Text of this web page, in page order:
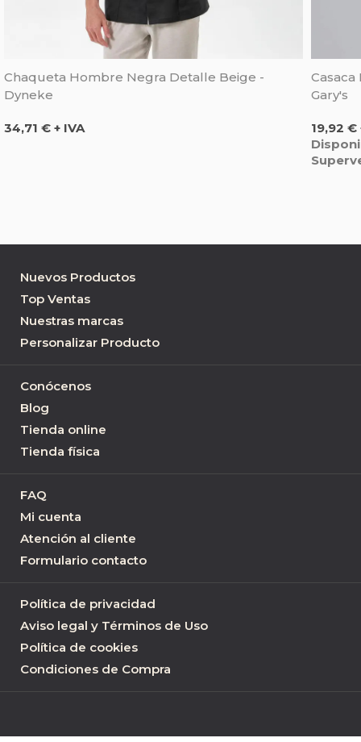
Chaqueta Hombre Negra Detalle Beige -
Dyneke
Precio
34,71 € + IVA
Gary's
Precio
19,92 €
Nuevos Productos
Top Ventas
Nuestras marcas
Personalizar Producto
Conócenos
Blog
Tienda online
Tienda física
FAQ
Mi cuenta
Atención al cliente
Formulario contacto
Política de privacidad
Aviso legal y Términos de Uso
Política de cookies
Condiciones de Compra